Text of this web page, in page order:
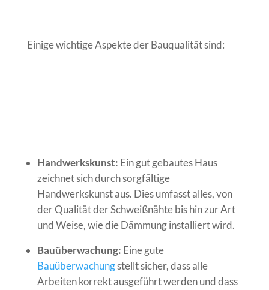
Einige wichtige Aspekte der Bauqualität sind:
Handwerkskunst: Ein gut gebautes Haus
zeichnet sich durch sorgfältige
Handwerkskunst aus. Dies umfasst alles, von
der Qualität der Schweißnähte bis hin zur Art
und Weise, wie die Dämmung installiert wird.
Bauüberwachung: Eine gute
Bauüberwachungstellt sicher, dass alle
Arbeiten korrekt ausgeführt werden und dass